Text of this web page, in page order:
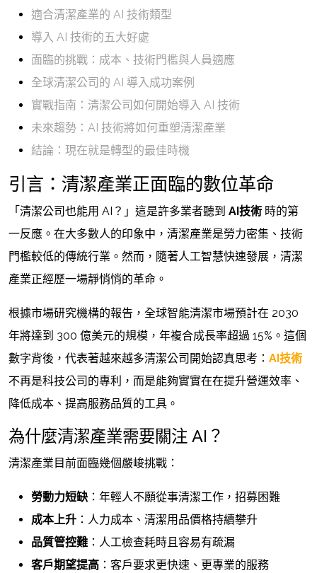
適合清潔產業的 AI 技術類型
導入 AI 技術的五大好處
面臨的挑戰：成本、技術門檻與人員適應
全球清潔公司的 AI 導入成功案例
實戰指南：清潔公司如何開始導入 AI 技術
未來趨勢：AI 技術將如何重塑清潔產業
結論：現在就是轉型的最佳時機
引言：清潔產業正面臨的數位革命
「清潔公司也能用 AI？」這是許多業者聽到 AI技術 時的第
一反應。在大多數人的印象中，清潔產業是勞力密集、技術
門檻較低的傳統行業。然而，隨著人工智慧快速發展，清潔
產業正經歷一場靜悄悄的革命。
根據市場研究機構的報告，全球智能清潔市場預計在 2030
年將達到 300 億美元的規模，年複合成長率超過 15%。這個
數字背後，代表著越來越多清潔公司 開始認真思考： AI技術
不再是科技公司的專利，而是能夠實實在在提升營運效率、
降低成本、提高服務品質的工具。
為什麼清潔產業需要關注 AI？
清潔產業目前面臨幾個嚴峻挑戰：
勞動力短缺 ：年輕人不願從事清潔工作，招募困難
成本上升 ：人力成本、清潔用品價格持續攀升
品質管控難 ：人工檢查耗時且容易有疏漏
客戶期望提高 ：客戶要求更快速、更專業的服務